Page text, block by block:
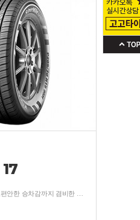
17